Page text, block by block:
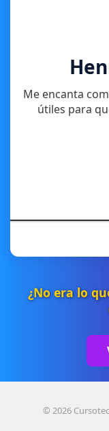
Me encanta
útiles para
¿No era lo
© 2026